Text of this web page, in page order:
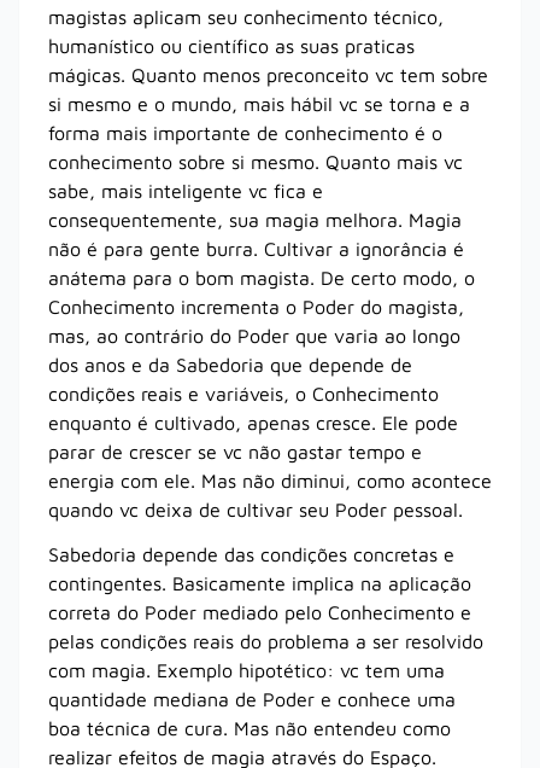
magistas aplicam seu conhecimento técnico,
humanístico ou científico as suas praticas
mágicas. Quanto menos preconceito vc tem sobre
si mesmo e o mundo, mais hábil vc se torna e a
forma mais importante de conhecimento é o
conhecimento sobre si mesmo. Quanto mais vc
sabe, mais inteligente vc fica e
consequentemente, sua magia melhora. Magia
não é para gente burra. Cultivar a ignorância é
anátema para o bom magista. De certo modo, o
Conhecimento incrementa o Poder do magista,
mas, ao contrário do Poder que varia ao longo
dos anos e da Sabedoria que depende de
condições reais e variáveis, o Conhecimento
enquanto é cultivado, apenas cresce. Ele pode
parar de crescer se vc não gastar tempo e
energia com ele. Mas não diminui, como acontece
quando vc deixa de cultivar seu Poder pessoal.
Sabedoria depende das condições concretas e
contingentes. Basicamente implica na aplicação
correta do Poder mediado pelo Conhecimento e
pelas condições reais do problema a ser resolvido
com magia. Exemplo hipotético: vc tem uma
quantidade mediana de Poder e conhece uma
boa técnica de cura. Mas não entendeu como
realizar efeitos de magia através do Espaço.